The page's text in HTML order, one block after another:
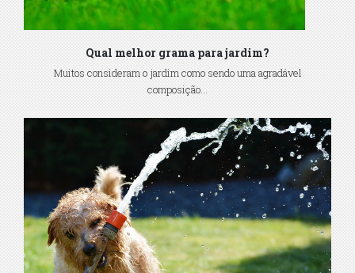
Qual melhor grama para jardim?
Muitos consideram o jardim como sendo uma agradável
composição...